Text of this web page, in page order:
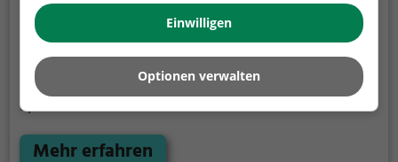
Otto-Neidhart-Platz 1, 73337 Bad Überkingen
Der Kurpark ist eine Parkanlage in Bad Überkingen
(Geislingen an der Steige).Mit seiner Fläche von 0,8
ha ist er der größte Park der Stadt und lädt zum
Spazieren und Verweilen ein. Mit einladenden
Kurpark zahlreiche Möglichkeiten zur Entspannung.
Mehr erfahren
Einwilligen
Optionen verwalten